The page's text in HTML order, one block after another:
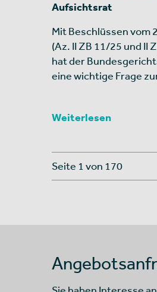
Aufsichtsrat
Mit Beschlüssen vom
(Az. II ZB 11/25 und II
hat der
eine wichtige Frage
Weiterlesen
Seite 1 von 170